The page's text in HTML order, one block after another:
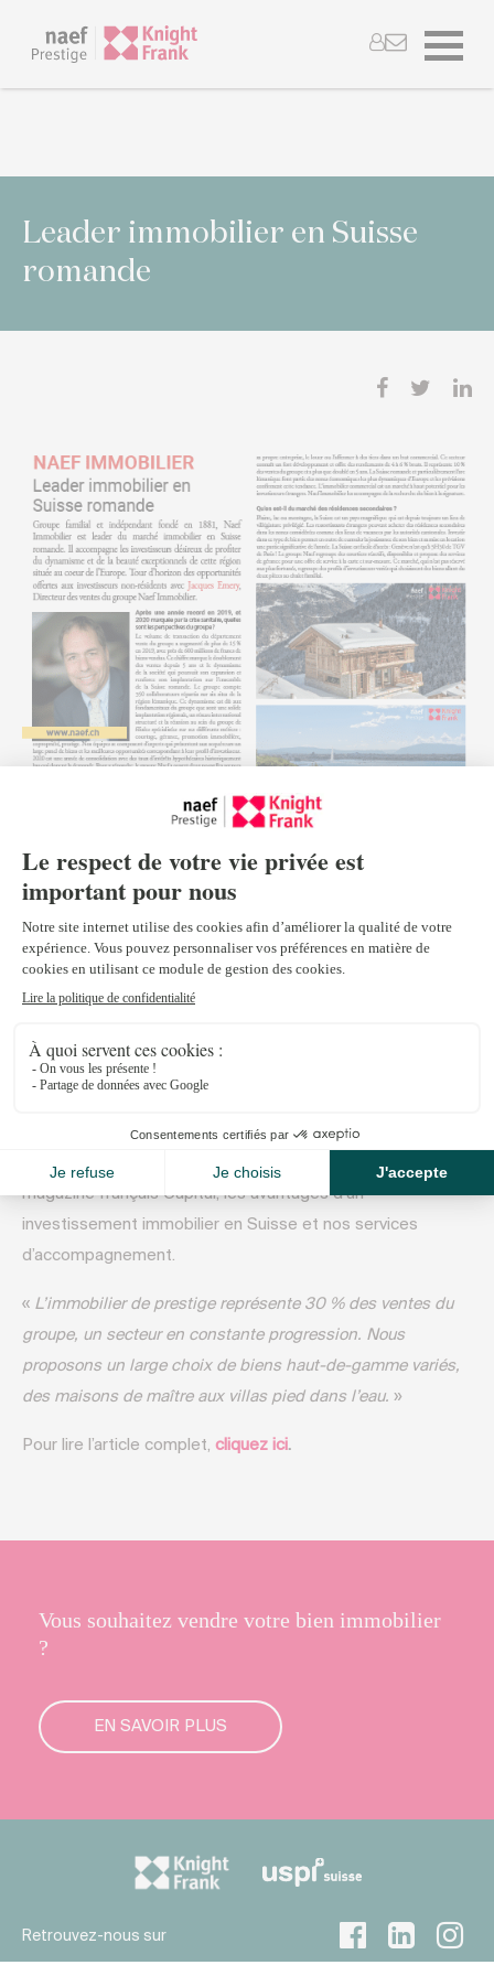
Leader immobilier en Suisse
romande
Novembre 11, 2020
Découvrez dans cette interview de Jacques Emery,
directeur des ventes Naef Prestige Knight Frank, dans le
magazine français Capital, les avantages d’un
investissement immobilier en Suisse et nos services
d’accompagnement.
« L’immobilier de prestige représente 30 % des ventes du
groupe, un secteur en constante progression. Nous
proposons un large choix de biens haut-de-gamme variés,
des maisons de maître aux villas pied dans l’eau. »
Pour lire l’article complet, cliquez ici.
Vous souhaitez vendre votre bien immobilier
?
EN SAVOIR PLUS
Retrouvez-nous sur